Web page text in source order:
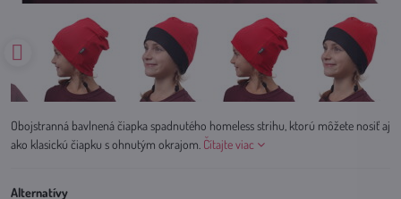
Obojstranná bavlnená čiapka spadnutého homeless strihu, ktorú môžete nosiť aj
ako klasickú čiapku s ohnutým okrajom. Čítajte viac